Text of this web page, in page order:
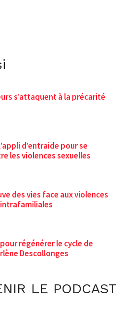
s’attaquent à la précarité
d’entraide pour se
les violences sexuelles
des vies face aux violences
régénérer le cycle de
Descollonges
LE PODCAST